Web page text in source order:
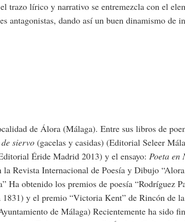
trazo lírico y narrativo se entremezcla con el
antagonistas, dando así un buen dinamismo de
de Álora (Málaga). Entre sus libros de
siervo (gacelas y casidas) (Editorial Seleer
Éride Madrid 2013) y el ensayo: Poeta en
Revista Internacional de Poesía y Dibujo
Ha obtenido los premios de poesía
y el premio “Victoria Kent” de Rincón de
de Málaga) Recientemente ha sido